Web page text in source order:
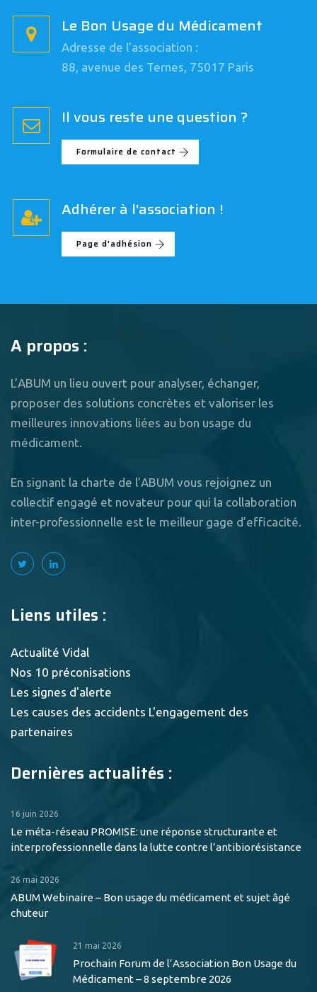
Le Bon Usage du Médicament
Adresse de l’association :
88, avenue des Ternes, 75017 Paris
Il vous reste une question ?
Formulaire de contact
Adhérer à l'association !
Page d'adhésion
A propos :
L’ABUM un lieu ouvert pour analyser, échanger,
proposer des solutions concrètes et valoriser les
meilleures innovations liées au bon usage du
médicament.
En signant la charte de l’ABUM vous rejoignez un
collectif engagé et novateur pour qui la collaboration
inter-professionnelle est le meilleur gage d’efficacité.
Liens utiles :
Actualité Vidal
Nos 10 préconisations
Les signes d'alerte
Les causes des accidents L'engagement des
partenaires
Dernières actualités :
16 juin 2026
Le méta-réseau PROMISE: une réponse structurante et
interprofessionnelle dans la lutte contre l’antibiorésistance
26 mai 2026
ABUM Webinaire – Bon usage du médicament et sujet âgé
chuteur
21 mai 2026
Prochain Forum de l’Association Bon Usage du
Médicament – 8 septembre 2026